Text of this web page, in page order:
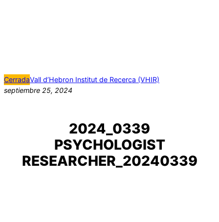
CerradaVall d’Hebron Institut de Recerca (VHIR)
septiembre 25, 2024
2024_0339
PSYCHOLOGIST
RESEARCHER_20240339